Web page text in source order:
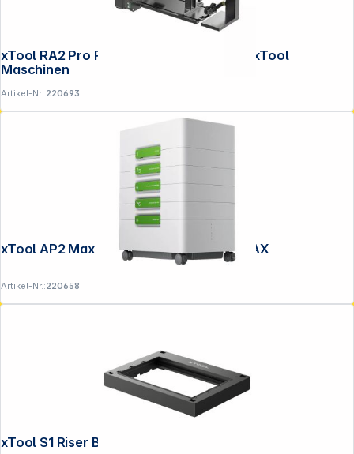
xTool RA2 Pro Rotations Erweit. für alle xTool
Maschinen
Artikel-Nr.:220693
xTool AP2 Max Abluftfilter SafetyPro MAX
Artikel-Nr.:220658
xTool S1 Riser Base Erhöhung